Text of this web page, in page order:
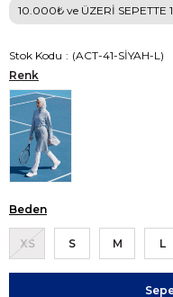
10.000₺ ve ÜZERİ SEPETTE
Stok Kodu
(ACT-41-SİYAH-L)
Renk
Beden
XS S M L